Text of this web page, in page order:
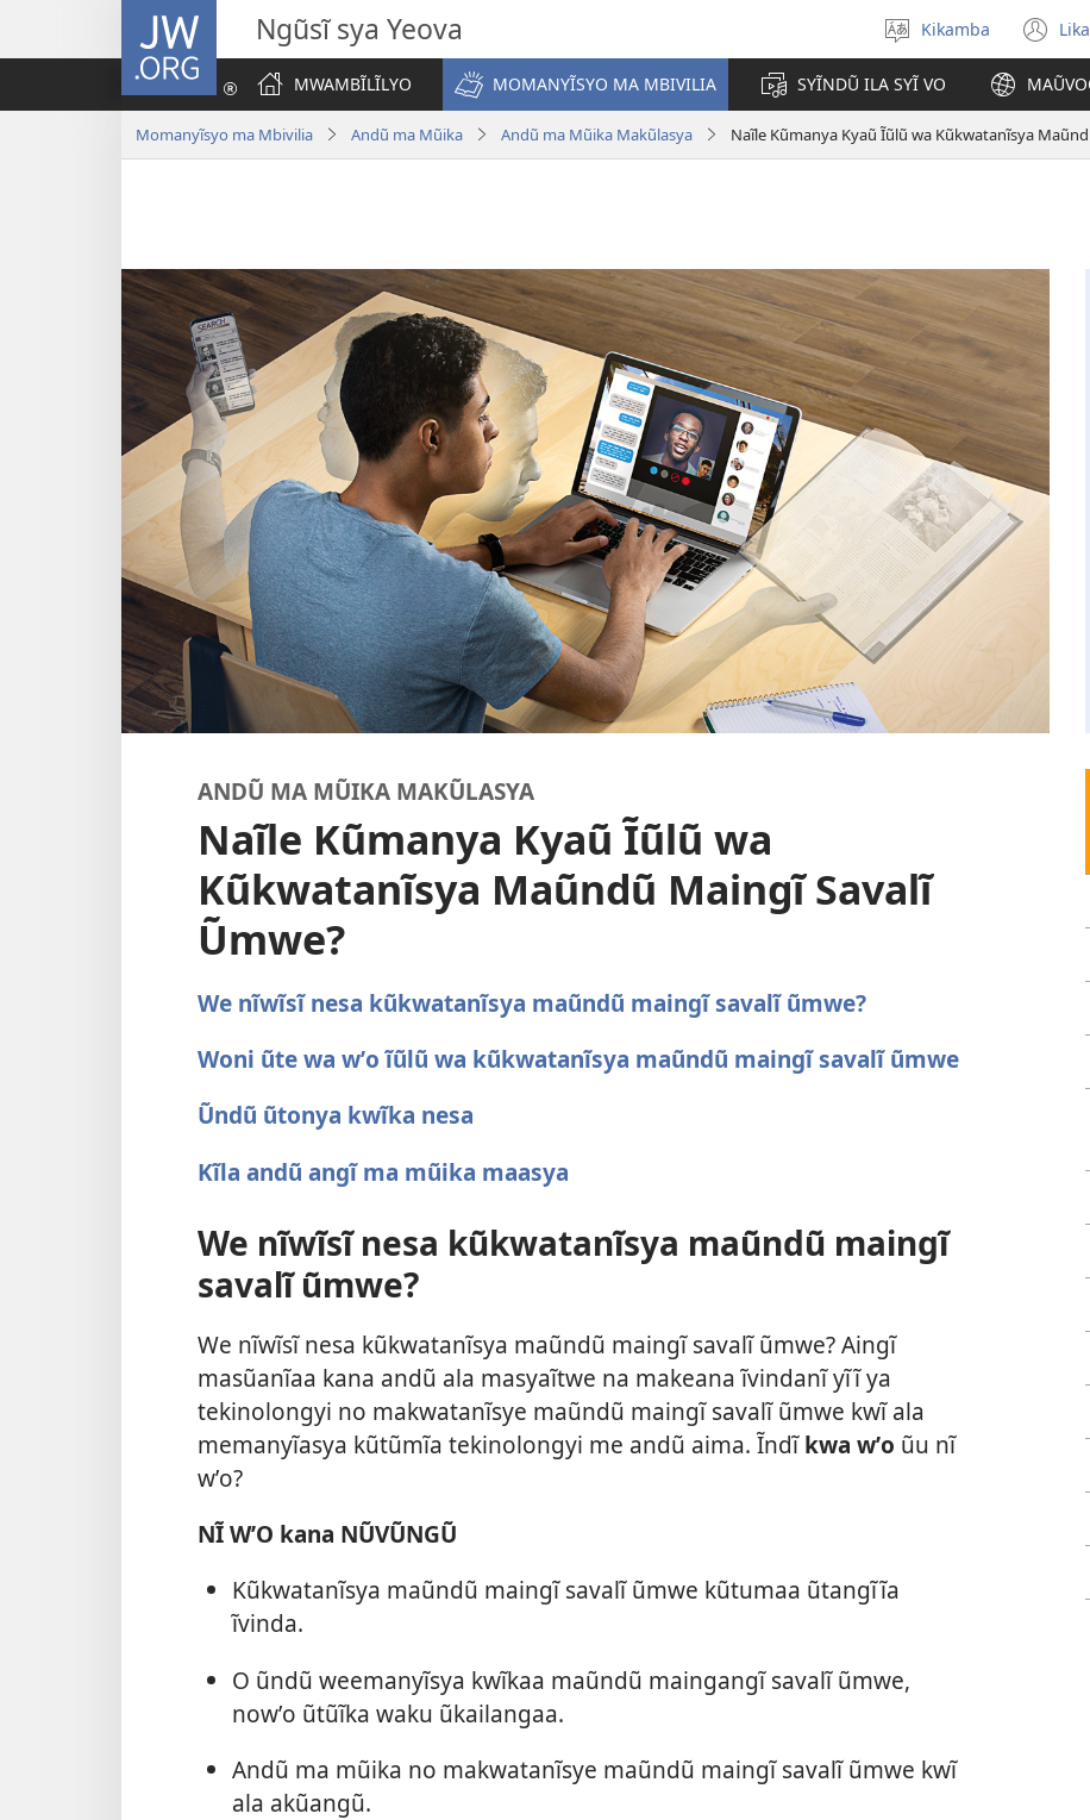
JW.ORG Ngũsĩ sya Yeova
Nyuva
kĩthyomo
Kikamba Lika
new
MWAMBĨLĨLYO
MOMANYĨSYO MA MBIVILIA SYĨNDŨ ILA SYĨ VO
Momanyĩsyo ma Mbivilia Andũ ma Mũika Andũ ma Mũika Makũlasya Naĩle Kũmanya Kyaũ Ĩũlũ wa Kũkwatanĩsya
ANDŨ MA MŨIKA MAKŨLASYA
Naĩle Kũmanya Kyaũ Ĩũlũ wa
Kũkwatanĩsya Maũndũ Maingĩ Savalĩ
Ũmwe?
We nĩwĩsĩ nesa kũkwatanĩsya maũndũ maingĩ savalĩ ũmwe?
Woni ũte wa wʼo ĩũlũ wa kũkwatanĩsya maũndũ maingĩ savalĩ ũmwe
Ũndũ ũtonya kwĩka nesa
Kĩla andũ angĩ ma mũika maasya
We nĩwĩsĩ nesa kũkwatanĩsya maũndũ maingĩ
savalĩ ũmwe?
We nĩwĩsĩ nesa kũkwatanĩsya maũndũ maingĩ savalĩ ũmwe? Aingĩ
masũanĩaa kana andũ ala masyaĩtwe na makeana ĩvindanĩ yĩĩ ya
tekinolongyi no makwatanĩsye maũndũ maingĩ savalĩ ũmwe kwĩ ala
memanyĩasya kũtũmĩa tekinolongyi me andũ aima. Ĩndĩkwa wʼo ũu nĩ
wʼo?
NĨ WʼO kana NŨVŨNGŨ
Kũkwatanĩsya maũndũ maingĩ savalĩ ũmwe kũtumaa ũtangĩĩa
ĩvinda.
O ũndũ weemanyĩsya kwĩkaa maũndũ maingangĩ savalĩ ũmwe,
nowʼo ũtũĩka waku ũkailangaa.
Andũ ma mũika no makwatanĩsye maũndũ maingĩ savalĩ ũmwe kwĩ
ala akũangũ.